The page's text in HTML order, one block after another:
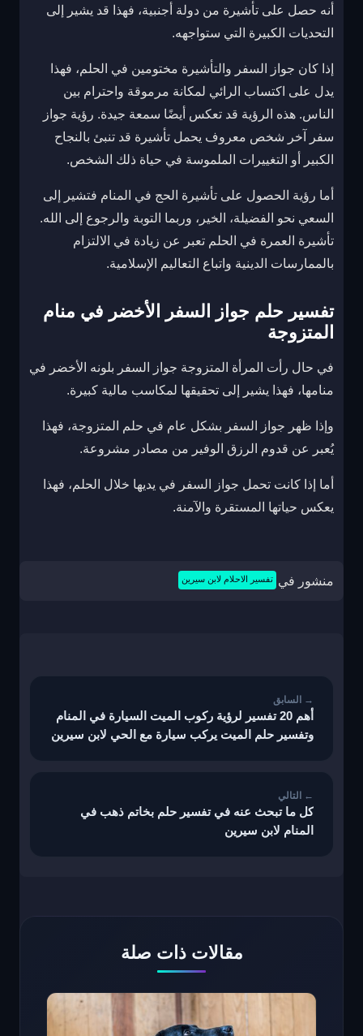
أنه حصل على تأشيرة من دولة أجنبية، فهذا قد يشير إلى
التحديات الكبيرة التي ستواجهه.
إذا كان جواز السفر والتأشيرة مختومين في الحلم، فهذا
يدل على اكتساب الرائي لمكانة مرموقة واحترام بين
الناس. هذه الرؤية قد تعكس أيضًا سمعة جيدة. رؤية جواز
سفر آخر شخص معروف يحمل تأشيرة قد تنبئ بالنجاح
الكبير أو التغييرات الملموسة في حياة ذلك الشخص.
أما رؤية الحصول على تأشيرة الحج في المنام فتشير إلى
السعي نحو الفضيلة، الخير، وربما التوبة والرجوع إلى الله.
تأشيرة العمرة في الحلم تعبر عن زيادة في الالتزام
بالممارسات الدينية واتباع التعاليم الإسلامية.
تفسير حلم جواز السفر الأخضر في منام
المتزوجة
في حال رأت المرأة المتزوجة جواز السفر بلونه الأخضر في
منامها، فهذا يشير إلى تحقيقها لمكاسب مالية كبيرة.
وإذا ظهر جواز السفر بشكل عام في حلم المتزوجة، فهذا
يُعبر عن قدوم الرزق الوفير من مصادر مشروعة.
أما إذا كانت تحمل جواز السفر في يديها خلال الحلم، فهذا
يعكس حياتها المستقرة والآمنة.
منشور في تفسير الاحلام لابن سيرين
أهم 20 تفسير لرؤية ركوب الميت السيارة في المنام
وتفسير حلم الميت يركب سيارة مع الحي لابن سيرين
كل ما تبحث عنه في تفسير حلم بخاتم ذهب في
المنام لابن سيرين
مقالات ذات صلة